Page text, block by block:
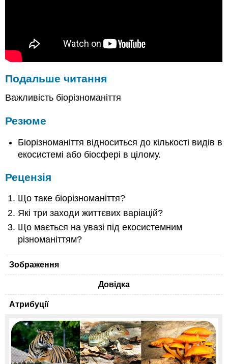
Подальше читання
Важливість біорізноманіття
Резюме
Біорізноманіття відноситься до кількості видів в
екосистемі або біосфері в цілому.
Рецензія
Що таке біорізноманіття?
Які три заходи життєвих варіацій?
Що мається на увазі під екосистемним
різноманіттям?
Зображення
Довідка
Атрибуції